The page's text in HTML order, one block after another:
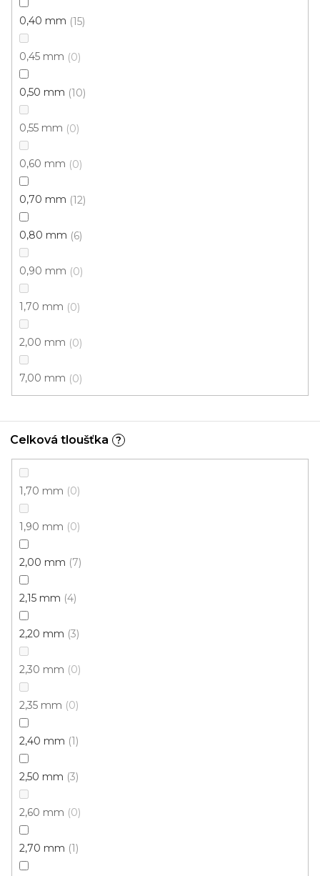
0,40 mm 15
0,45 mm 0
0,50 mm 10
0,55 mm 0
0,60 mm 0
0,70 mm 12
0,80 mm 6
0,90 mm 0
1,70 mm 0
2,00 mm 0
7,00 mm 0
Celková tloušťka ?
1,70 mm 0
1,90 mm 0
2,00 mm 7
2,15 mm 4
2,20 mm 3
2,30 mm 0
2,35 mm 0
2,40 mm 1
2,50 mm 3
2,60 mm 0
2,70 mm 1
PVC podlaha MANTON 33-31
395 Kč/ m2
4 m
Novinka
PVC podlaha FORTEX 2918
Skladem externě, odesíláme do 4 dnů
od